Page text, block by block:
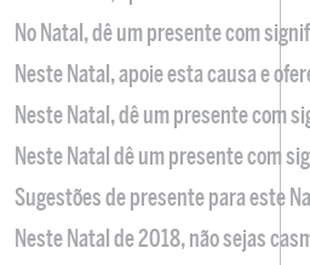
No Natal, dê um presente com
Neste Natal, apoie esta causa e
Neste Natal, dê um presente com
Neste Natal dê um presente com
Sugestões de presente para este
Neste Natal de 2018, não sejas